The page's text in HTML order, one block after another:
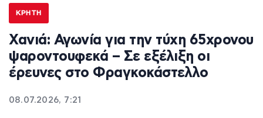
ΚΡΉΤΗ
Χανιά: Αγωνία για την τύχη 65χρονου
ψαροντουφεκά – Σε εξέλιξη οι
έρευνες στο Φραγκοκάστελλο
08.07.2026, 7:21